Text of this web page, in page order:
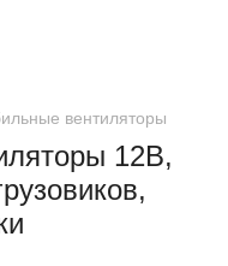
вентиляторы
12В,